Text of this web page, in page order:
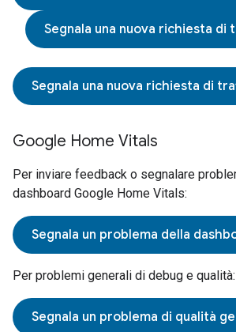
Segnala una nuova richiesta di
Segnala una nuova richiesta di
Google Home Vitals
Per inviare feedback o segnalare
dashboard Google Home Vitals:
Segnala un problema della
Per problemi generali di debug e qualità:
Segnala un problema di qualità